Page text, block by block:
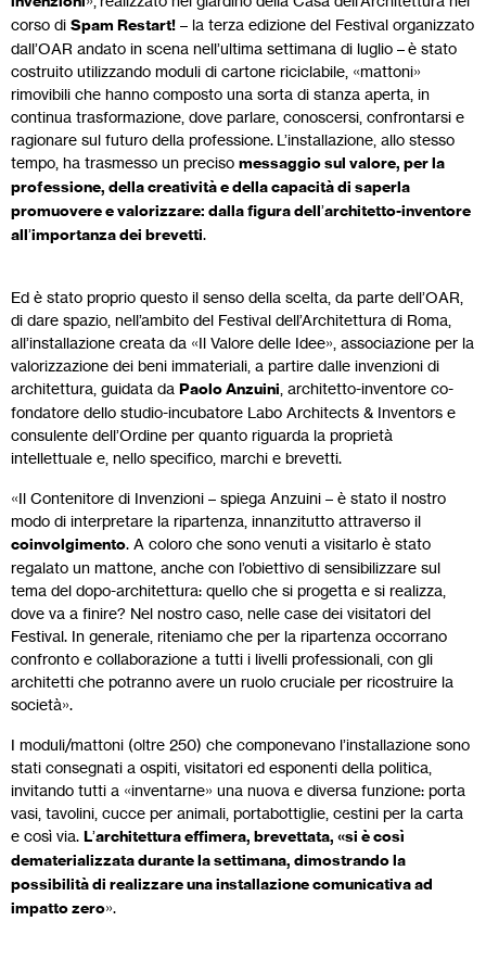
corso di Spam Restart! – la terza edizione del Festival organizzato
dall’OAR andato in scena nell’ultima settimana di luglio – è stato
costruito utilizzando moduli di cartone riciclabile, «mattoni»
rimovibili che hanno composto una sorta di stanza aperta, in
continua trasformazione, dove parlare, conoscersi, confrontarsi e
ragionare sul futuro della professione. L’installazione, allo stesso
tempo, ha trasmesso un preciso messaggio sul valore, per la
professione, della creatività e della capacità di saperla
promuovere e valorizzare: dalla figura dell’architetto-inventore
all’importanza dei brevetti.
Ed è stato proprio questo il senso della scelta, da parte dell’OAR,
di dare spazio, nell’ambito del Festival dell’Architettura di Roma,
all’installazione creata da «Il Valore delle Idee», associazione per la
valorizzazione dei beni immateriali, a partire dalle invenzioni di
architettura, guidata da Paolo Anzuini , architetto-inventore co-
fondatore dello studio-incubatore Labo Architects & Inventors e
consulente dell’Ordine per quanto riguarda la proprietà
intellettuale e, nello specifico, marchi e brevetti.
«Il Contenitore di Invenzioni – spiega Anzuini – è stato il nostro
modo di interpretare la ripartenza, innanzitutto attraverso il
coinvolgimento. A coloro che sono venuti a visitarlo è stato
regalato un mattone, anche con l’obiettivo di sensibilizzare sul
tema del dopo-architettura: quello che si progetta e si realizza,
dove va a finire? Nel nostro caso, nelle case dei visitatori del
Festival. In generale, riteniamo che per la ripartenza occorrano
confronto e collaborazione a tutti i livelli professionali, con gli
architetti che potranno avere un ruolo cruciale per ricostruire la
società».
I moduli/mattoni (oltre 250) che componevano l’installazione sono
stati consegnati a ospiti, visitatori ed esponenti della politica,
invitando tutti a «inventarne» una nuova e diversa funzione: porta
vasi, tavolini, cucce per animali, portabottiglie, cestini per la carta
e così via. L’architettura effimera, brevettata, «si è così
dematerializzata durante la settimana, dimostrando la
possibilità di realizzare una installazione comunicativa ad
impatto zero».